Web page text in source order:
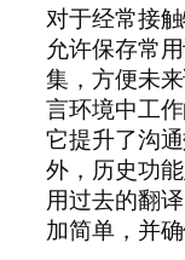
对于经常接
允许保存常
集，方便未
言环境中工
它提升了沟
外，历史功
用过去的翻
加简单，并